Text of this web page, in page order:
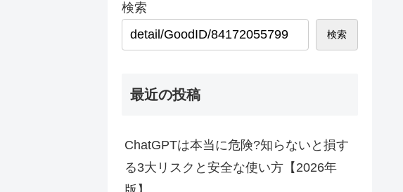
検索
検索
最近の投稿
ChatGPTは本当に危険?知らないと損す
る3大リスクと安全な使い方【2026年